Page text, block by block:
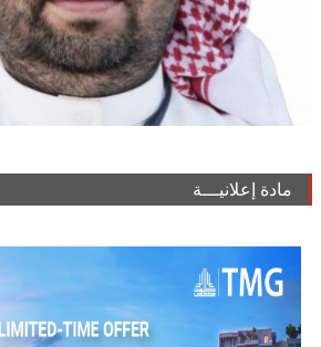
مادة إعلانيـــة